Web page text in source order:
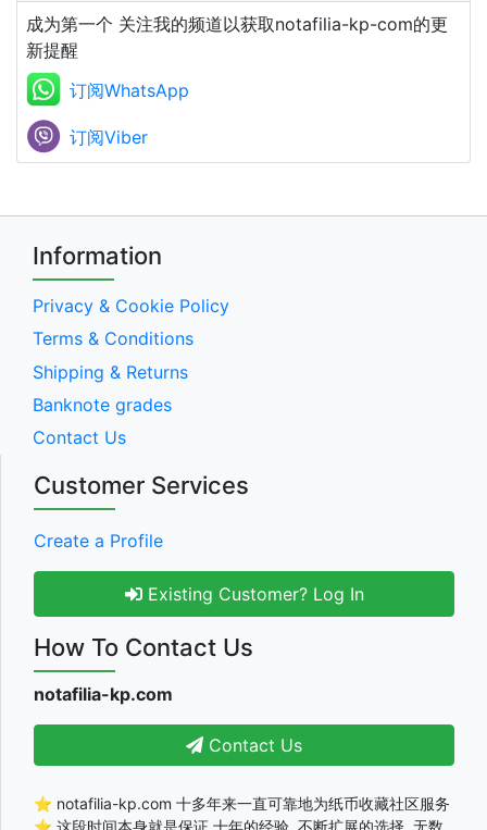
成为第一个 关注我的频道以获取notafilia-kp-com的更
新提醒
订阅WhatsApp
订阅Viber
Information
Privacy & Cookie Policy
Terms & Conditions
Shipping & Returns
Banknote grades
Contact Us
Customer Services
Create a Profile
Existing Customer? Log In
How To Contact Us
notafilia-kp.com
Contact Us
⭐ notafilia-kp.com 十多年来一直可靠地为纸币收藏社区服务
⭐ 这段时间本身就是保证 十年的经验, 不断扩展的选择, 无数